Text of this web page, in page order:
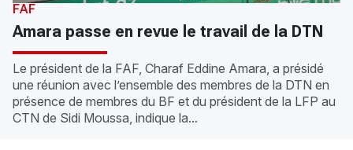
FAF
Amara passe en revue le travail de la DTN
Le président de la FAF, Charaf Eddine Amara, a présidé
une réunion avec l’ensemble des membres de la DTN en
présence de membres du BF et du président de la LFP au
CTN de Sidi Moussa, indique la...